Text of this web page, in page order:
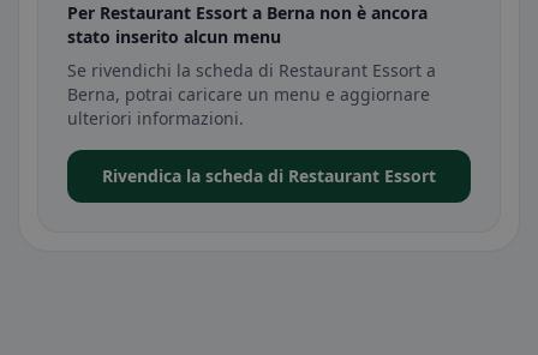
Per Restaurant Essort a Berna non è ancora
stato inserito alcun menu
Se rivendichi la scheda di Restaurant Essort a
Berna, potrai caricare un menu e aggiornare
ulteriori informazioni.
Rivendica la scheda di Restaurant Essort